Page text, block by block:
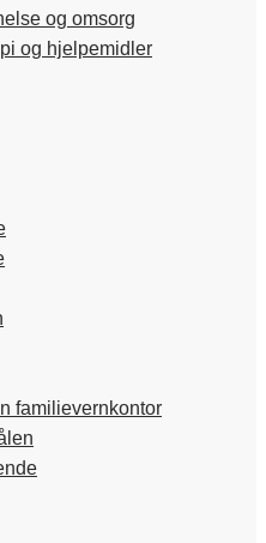
og omsorg
og hjelpemidler
familievernkontor